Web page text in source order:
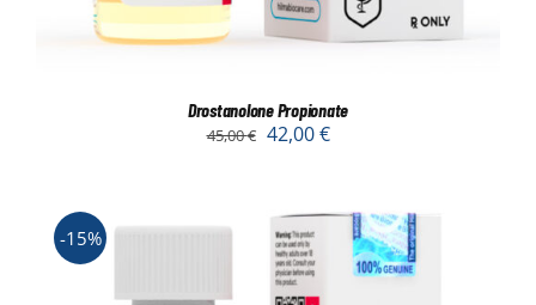
Drostanolone Propionate
45,00€ 42,00€
-15%